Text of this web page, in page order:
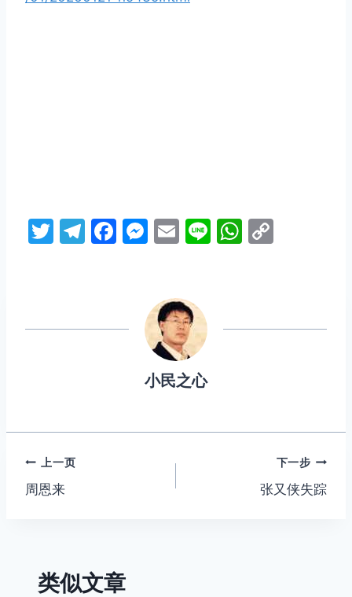
T
T
a
F
b
M
s
e
n
g
E
l
Li W
A Li
小民之心
文
章
航
上一页
周恩来
下一步
张又侠失踪
类似文章